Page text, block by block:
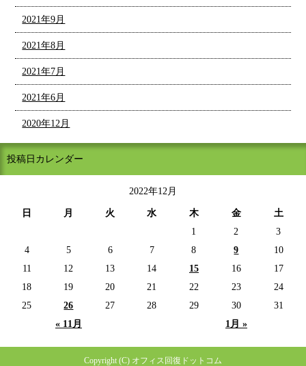
2021年9月
2021年8月
2021年7月
2021年6月
2020年12月
投稿日カレンダー
2022年12月
日 月 火 水 木 金 土
« 11月 1月 »
1 2
3
4
5 6 7 8 9
10
11
12 13 14 15 16
17
18
19 20 21 22 23
24
25
26 27 28 29 30 31
Copyright (C) オフィス回復ドットコム